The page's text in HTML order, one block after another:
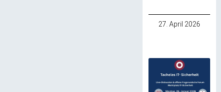
27. April 2026